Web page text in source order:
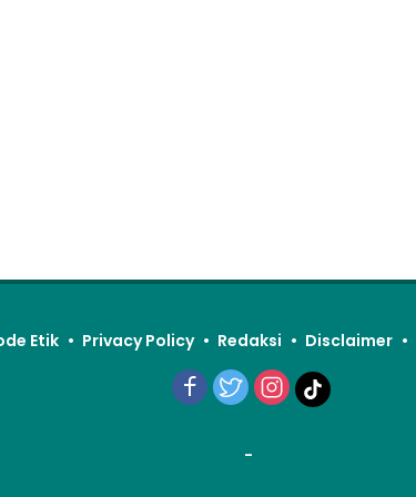
Etik Privacy Policy Redaksi Disclaimer
-